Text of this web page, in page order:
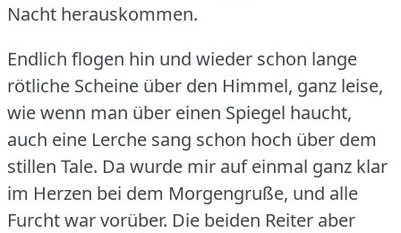
Nacht herauskommen.
Endlich flogen hin und wieder schon lange
rötliche Scheine über den Himmel, ganz leise,
wie wenn man über einen Spiegel haucht,
auch eine Lerche sang schon hoch über dem
stillen Tale. Da wurde mir auf einmal ganz klar
im Herzen bei dem Morgengruße, und alle
Furcht war vorüber. Die beiden Reiter aber